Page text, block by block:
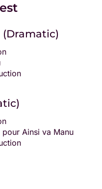
(Dramatic)
Ainsi va Manu